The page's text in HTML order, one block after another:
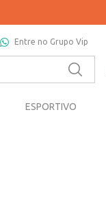
Entre no Grupo Vip
ESPORTIVO